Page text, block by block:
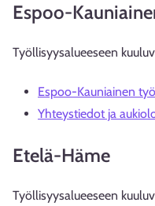
Espoo-
Työllisyysalueeseen
Espoo-Kauniainen
Yhteystiedot ja
Etelä-Häme
Työllisyysalueeseen